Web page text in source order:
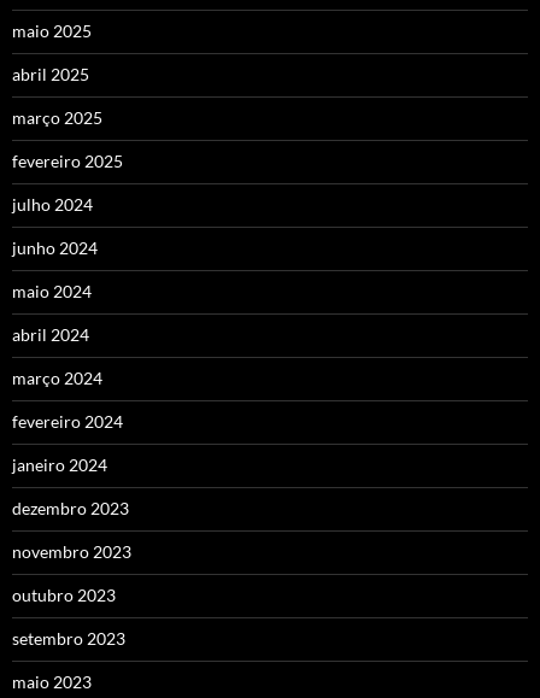
maio 2025
abril 2025
março 2025
fevereiro 2025
julho 2024
junho 2024
maio 2024
abril 2024
março 2024
fevereiro 2024
janeiro 2024
dezembro 2023
novembro 2023
outubro 2023
setembro 2023
maio 2023